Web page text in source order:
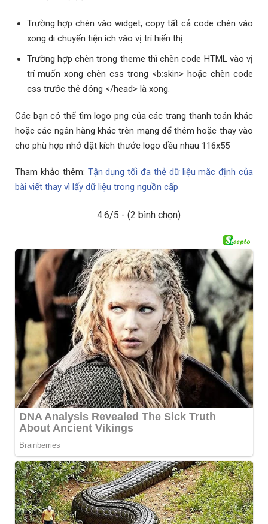
Trường hợp chèn vào widget, copy tất cả code chèn vào
xong di chuyển tiện ích vào vị trí hiển thị.
Trường hợp chèn trong theme thì chèn code HTML vào vị
trí muốn xong chèn css trong <b:skin> hoặc chèn code
css trước thẻ đóng </head> là xong.
Các bạn có thể tìm logo png của các trang thanh toán khác
hoặc các ngân hàng khác trên mạng để thêm hoặc thay vào
cho phù hợp nhớ đặt kích thước logo đều nhau 116x55
Tham khảo thêm: Tận dụng tối đa thẻ dữ liệu mặc định của
bài viết thay vì lấy dữ liệu trong nguồn cấp
4.6/5 - (2 bình chọn)